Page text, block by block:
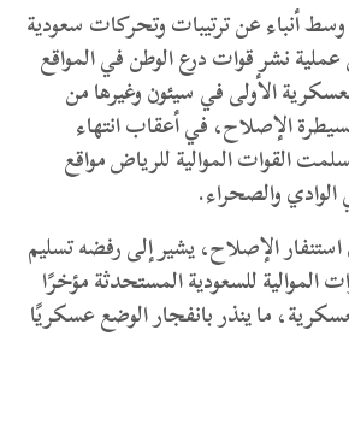
أنباء عن ترتيبات وتحركات سعودية
عملية نشر قوات درع الوطن في المواقع
الأولى في سيئون وغيرها من
الإصلاح، في أعقاب انتهاء
القوات الموالية للرياض مواقع
الوادي والصحراء.
الإصلاح، يشير إلى رفضه تسليم
الموالية للسعودية المستحدثة مؤخرًا
ما ينذر بانفجار الوضع عسكريًا